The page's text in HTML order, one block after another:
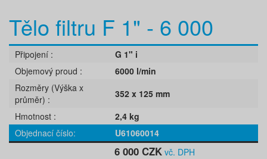
Tělo filtru F 1" - 6 000
Připojení
G 1" i
Objemový proud
6000 l/min
Rozměry (Výška x
průměr)
352 x 125 mm
Hmotnost
2,4 kg
Objednací číslo
U61060014
6 000 CZK vč. DPH